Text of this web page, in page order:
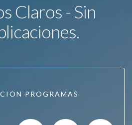
Claros - Sin
PROGRAMAS